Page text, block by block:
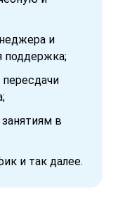
и
поддержка;
в
и так далее.